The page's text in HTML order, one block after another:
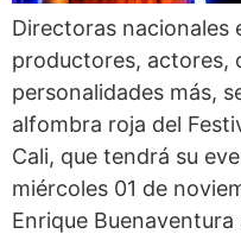
Directoras nacionales
productores, actores,
personalidades más,
alfombra roja del
Cali, que tendrá su
miércoles 01 de
Enrique